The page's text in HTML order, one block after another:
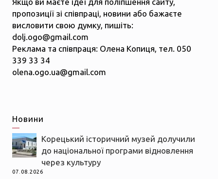
пропозиції зі співпраці, новини або бажаєте
висловити свою думку, пишіть:
dolj.ogo@gmail.com
Реклама та співпраця: Олена Копиця, тел. 050
339 33 34
olena.ogo.ua@gmail.com
Новини
Корецький історичний музей долучили
до національної програми відновлення
через культуру
07.08.2026